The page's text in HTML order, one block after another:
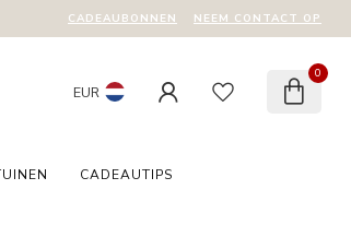
CADEAUBONNEN NEEM CONTACT OP
EUR
0
CADEAUTIPS